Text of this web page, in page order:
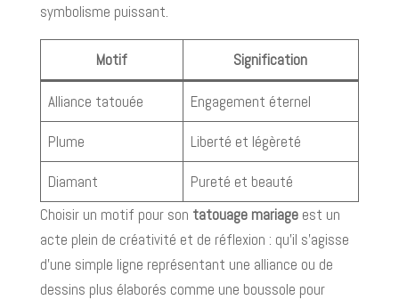
symbolisme puissant.
Motif Signification
Alliance tatouée Engagement éternel
Plume Liberté et légèreté
Diamant
Pureté et beauté
Choisir un motif pour son tatouage mariageest un
acte plein de créativité et de réflexion : qu'il s'agisse
d'une simple ligne représentant une alliance ou de
dessins plus élaborés comme une boussole pour